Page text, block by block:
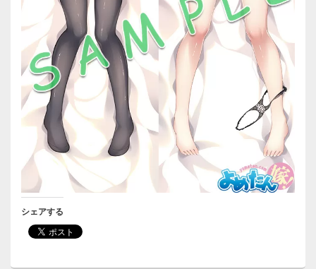
シェアする